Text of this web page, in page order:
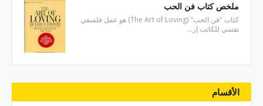
ملخص كتاب فن الحب
كتاب "فن الحب" (The Art of Loving) هو عمل فلسفي
نفسي للكاتب إر…
الأقسام